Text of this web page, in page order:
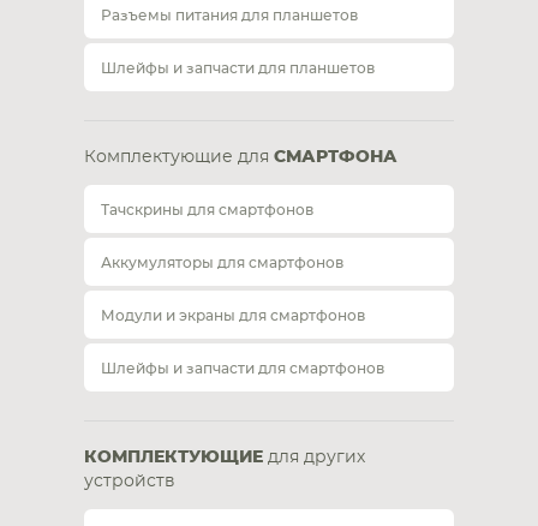
Разъемы питания для планшетов
Шлейфы и запчасти для планшетов
Комплектующие для СМАРТФОНА
Тачскрины для смартфонов
Аккумуляторы для смартфонов
Модули и экраны для смартфонов
Шлейфы и запчасти для смартфонов
КОМПЛЕКТУЮЩИЕ для других
устройств